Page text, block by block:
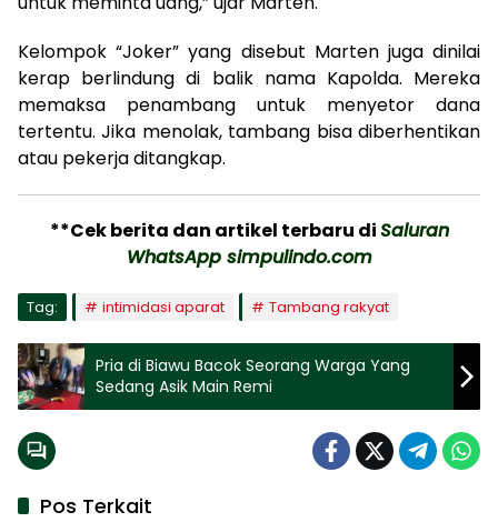
Kelompok “Joker” yang disebut Marten juga dinilai
kerap berlindung di balik nama Kapolda. Mereka
memaksa penambang untuk menyetor dana
tertentu. Jika menolak, tambang bisa diberhentikan
atau pekerja ditangkap.
**Cek berita dan artikel terbaru diSaluran
WhatsApp simpulindo.com
Tag: intimidasi aparat Tambang rakyat
Pria di Biawu Bacok Seorang Warga Yang
Sedang Asik Main Remi
Pos Terkait